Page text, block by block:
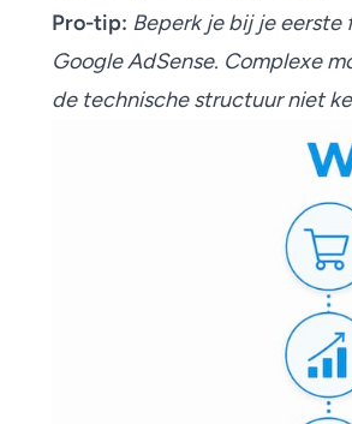
Pro-tip: Beperk je bij je
Google AdSense. Complexe
de technische structuur niet